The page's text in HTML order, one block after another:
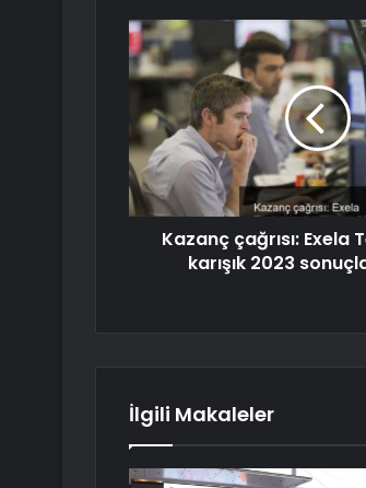
Kazanç çağrısı: Exela
karışık 2023
İlgili Makaleler